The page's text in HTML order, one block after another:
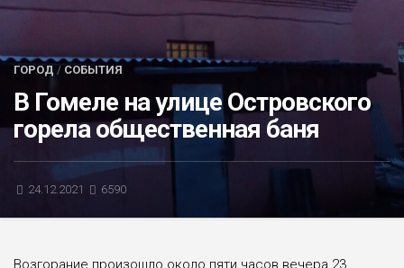
АФИША
ГОРОД /СОБЫТИЯ
В Гомеле на улице Островского
горела общественная баня
24.12.2021 6590
Возгорание произошло около пяти часов вечера 23